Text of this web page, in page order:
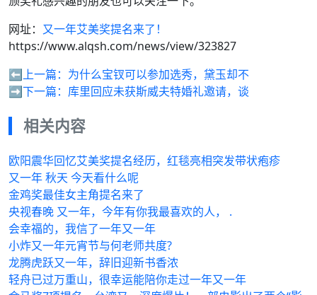
网址： 又一年艾美奖提名来了！
https://www.alqsh.com/news/view/323827
⬅️上一篇： 为什么宝钗可以参加选秀，黛玉却不
➡️下一篇： 库里回应未获斯威夫特婚礼邀请，谈
相关内容
欧阳震华回忆艾美奖提名经历，红毯亮相突发带状疱疹
又一年 秋天 今天看什么呢
金鸡奖最佳女主角提名来了
央视春晚 又一年，今年有你我最喜欢的人， .
会幸福的，我信了一年又一年
小炸又一年元宵节与何老师共度?
龙腾虎跃又一年，辞旧迎新书香浓
轻舟已过万重山，很幸运能陪你走过一年又一年